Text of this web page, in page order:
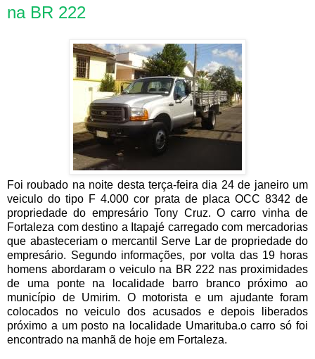
na BR 222
Foi roubado na noite desta terça-feira dia 24 de janeiro um
veiculo do tipo F 4.000 cor prata de placa OCC 8342 de
propriedade do empresário Tony Cruz. O carro vinha de
Fortaleza com destino a Itapajé carregado com mercadorias
que abasteceriam o mercantil Serve Lar de propriedade do
empresário. Segundo informações, por volta das 19 horas
homens abordaram o veiculo na BR 222 nas proximidades
de uma ponte na localidade barro branco próximo ao
município de Umirim. O motorista e um ajudante foram
colocados no veiculo dos acusados e depois liberados
próximo a um posto na localidade Umarituba.o carro só foi
encontrado na manhã de hoje em Fortaleza.